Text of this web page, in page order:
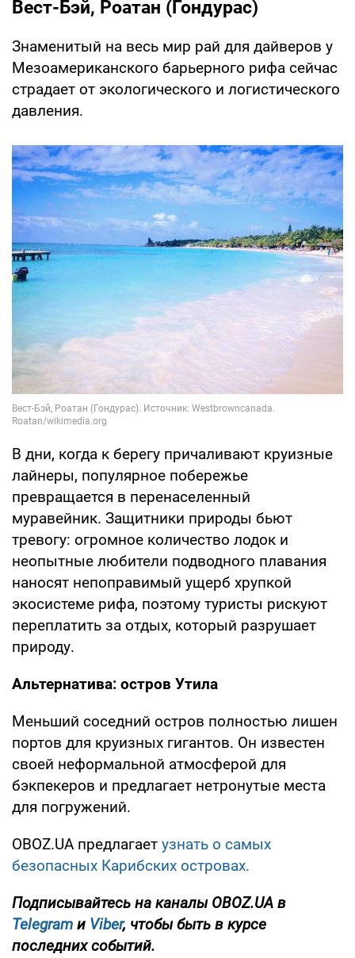
Вест-Бэй, Роатан (Гондурас)
Знаменитый на весь мир рай для дайверов у
Мезоамериканского барьерного рифа сейчас
страдает от экологического и логистического
давления.
В дни, когда к берегу причаливают круизные
лайнеры, популярное побережье
превращается в перенаселенный
муравейник. Защитники природы бьют
тревогу: огромное количество лодок и
неопытные любители подводного плавания
наносят непоправимый ущерб хрупкой
экосистеме рифа, поэтому туристы рискуют
переплатить за отдых, который разрушает
природу.
Альтернатива: остров Утила
Меньший соседний остров полностью лишен
портов для круизных гигантов. Он известен
своей неформальной атмосферой для
бэкпекеров и предлагает нетронутые места
для погружений.
OBOZ.UA предлагает узнать о самых
безопасных Карибских островах.
Подписывайтесь на каналы OBOZ.UA в
Telegram и Viber, чтобы быть в курсе
последних событий.